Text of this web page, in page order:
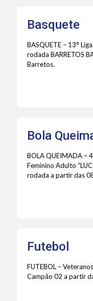
Basquete
BASQUETE – 13°
rodada BARRETOS
Barretos.
Bola
BOLA QUEIMADA –
Feminino Adulto
rodada a partir das
Futebol
FUTEBOL –
Campão 02 a partir